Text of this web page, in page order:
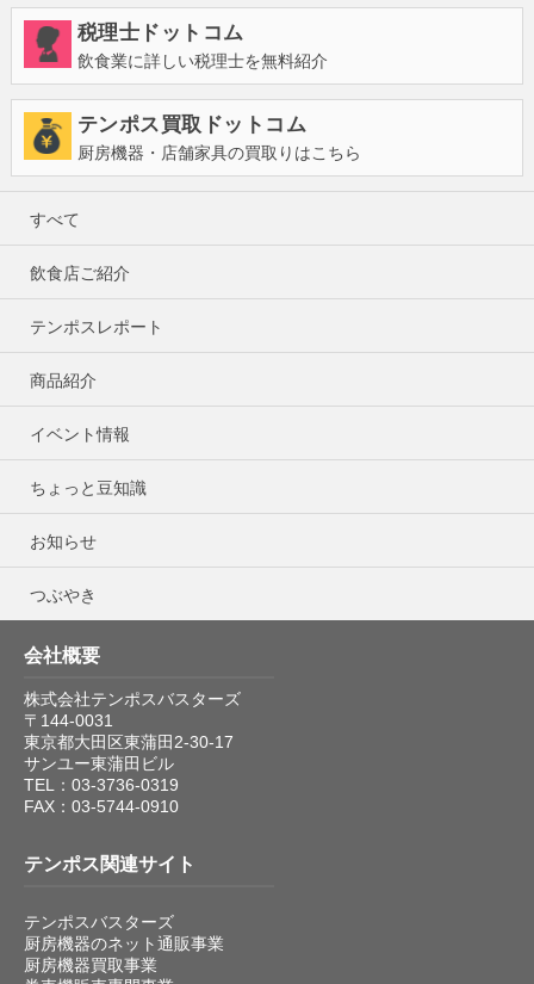
税理士ドットコム
飲食業に詳しい税理士を無料紹介
テンポス買取ドットコム
厨房機器・店舗家具の買取りはこちら
すべて
飲食店ご紹介
テンポスレポート
商品紹介
イベント情報
ちょっと豆知識
お知らせ
つぶやき
会社概要
株式会社テンポスバスターズ
〒144-0031
東京都大田区東蒲田2-30-17
サンユー東蒲田ビル
TEL：03-3736-0319
FAX：03-5744-0910
テンポス関連サイト
テンポスバスターズ
厨房機器のネット通販事業
厨房機器買取事業